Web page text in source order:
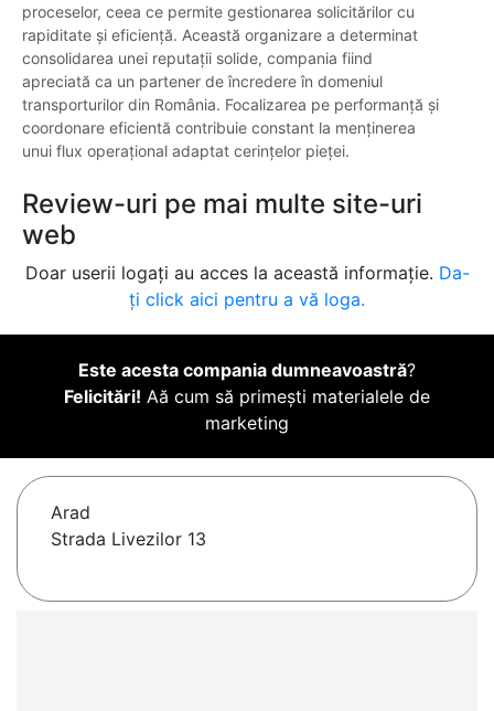
proceselor, ceea ce permite gestionarea solicitărilor cu
rapiditate și eficiență. Această organizare a determinat
consolidarea unei reputații solide, compania fiind
apreciată ca un partener de încredere în domeniul
transporturilor din România. Focalizarea pe performanță și
coordonare eficientă contribuie constant la menținerea
unui flux operațional adaptat cerințelor pieței.
Review-uri pe mai multe site-uri
web
Doar userii logați au acces la această informație. Da-
ți click aici pentru a vă loga.
Este acesta compania dumneavoastră?
Felicitări! Aă cum să primești materialele de
marketing
Arad
Strada Livezilor 13